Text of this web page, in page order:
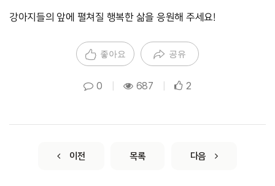
강아지들의 앞에 펼쳐질 행복한 삶을 응원해 주세요!
좋아요 공유
0 687 2
이전 목록 다음